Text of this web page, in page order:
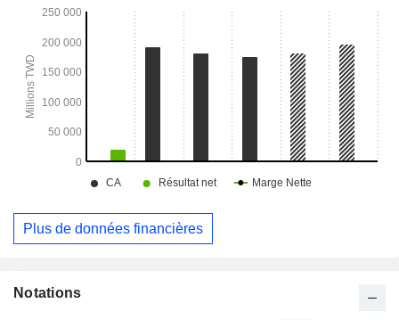
Plus de données financières
Notations